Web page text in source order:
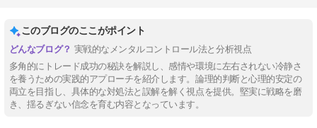
このブログのここがポイント
実戦的なメンタルコントロール法と分析視点
多角的にトレード成功の秘訣を解説し、感情や環境に左右されない冷静さ
を養うための実践的アプローチを紹介します。論理的判断と心理的安定の
両立を目指し、具体的な対処法と誤解を解く視点を提供。堅実に戦略を磨
き、揺るぎない信念を育む内容となっています。